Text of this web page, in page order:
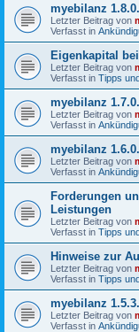
myebilanz
Letzter Beitrag von
Verfasst in
Eigenkapital
Letzter Beitrag von
Verfasst in Tipps
myebilanz
Letzter Beitrag von
Verfasst in
myebilanz
Letzter Beitrag von
Verfasst in
Forderungen
Leistungen
Letzter Beitrag von
Verfasst in Tipps
Hinweise zur
Letzter Beitrag von
Verfasst in Tipps
myebilanz
Letzter Beitrag von
Verfasst in